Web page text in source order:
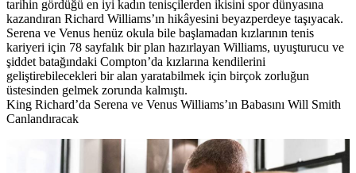
tarihin gördüğü en iyi kadın tenisçilerden ikisini spor dünyasına
kazandıran Richard Williams’ın hikâyesini beyazperdeye taşıyacak.
Serena ve Venus henüz okula bile başlamadan kızlarının tenis
kariyeri için 78 sayfalık bir plan hazırlayan Williams, uyuşturucu ve
şiddet batağındaki Compton’da kızlarına kendilerini
geliştirebilecekleri bir alan yaratabilmek için birçok zorluğun
üstesinden gelmek zorunda kalmıştı.
King Richard’da Serena ve Venus Williams’ın Babasını Will Smith
Canlandıracak